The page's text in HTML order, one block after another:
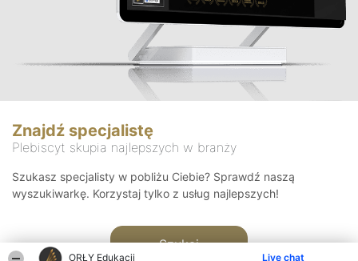
ORŁY Edukacji Live chat
Znajdź specjalistę
Plebiscyt skupia najlepszych w branży
Szukasz specjalisty w pobliżu Ciebie? Sprawdź naszą
wyszukiwarkę. Korzystaj tylko z usług najlepszych!
Szukaj